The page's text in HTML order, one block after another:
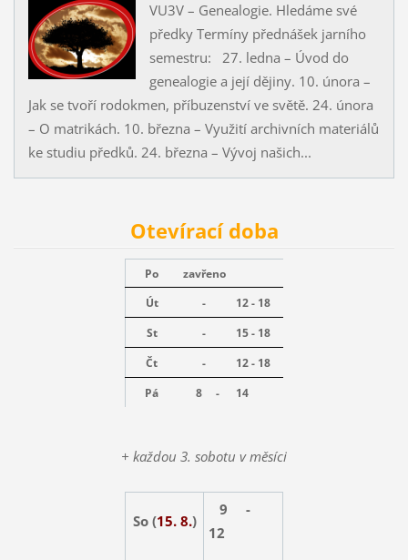
VU3V – Genealogie. Hledáme své
předky Termíny přednášek jarního
semestru: 27. ledna – Úvod do
genealogie a její dějiny. 10. února –
Jak se tvoří rodokmen, příbuzenství ve světě. 24. února
– O matrikách. 10. března – Využití archivních materiálů
ke studiu předků. 24. března – Vývoj našich...
Otevírací doba
Po
zavřeno
Út
-
12 - 18
St
-
15 - 18
Čt
-
12 - 18
Pá
8 - 14
+ každou 3. sobotu v měsíci
So (15. 8.)
9 -
12